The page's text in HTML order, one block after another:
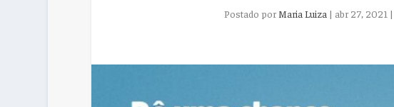
Postado por Maria Luiza | abr 27, 2021 |